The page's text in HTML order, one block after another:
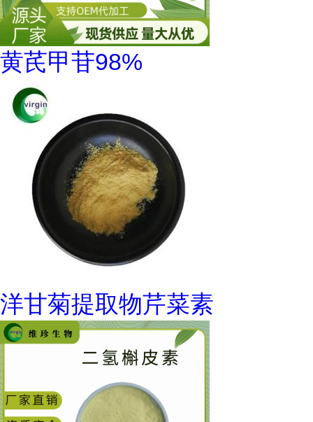
黄芪甲苷98%
洋甘菊提取物芹菜素